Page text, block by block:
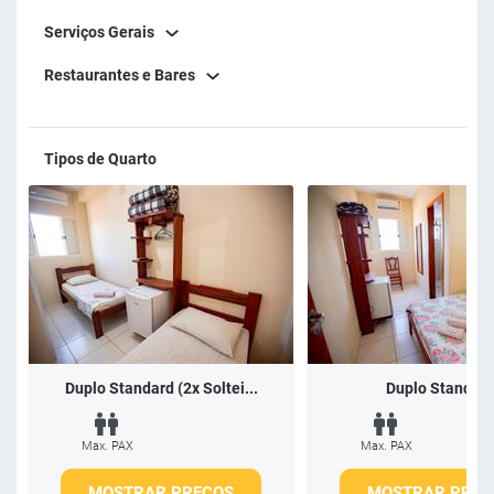
Serviços Gerais
Restaurantes e Bares
Tipos de Quarto
Duplo Standard (2x Soltei...
Max. PAX
Duplo Standard
Max. PAX